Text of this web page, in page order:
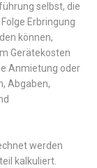
selbst, die
Erbringung
können,
Gerätekosten
Anmietung oder
Abgaben,
werden
kalkuliert.